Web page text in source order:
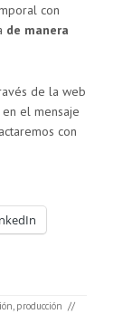
con
de manera
de la web
el mensaje
con
, producción //